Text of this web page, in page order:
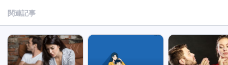
関連記事